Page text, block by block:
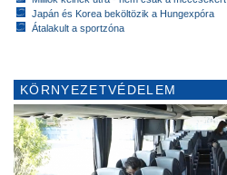
Japán és Korea beköltözik a Hungexpóra
Átalakult a sportzóna
KÖRNYEZETVÉDELEM